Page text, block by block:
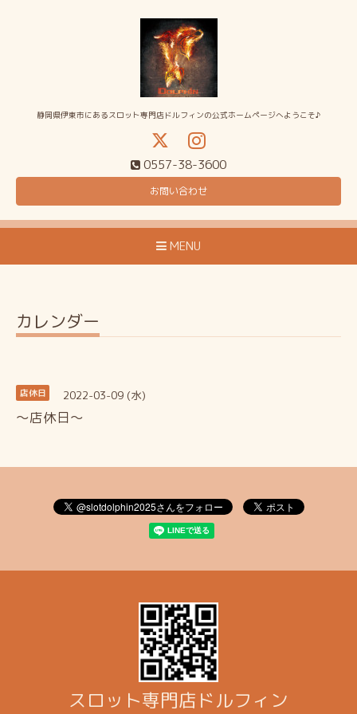
静岡県伊東市にあるスロット専門店ドルフィンの公式ホームページへようこそ♪
0557-38-3600
お問い合わせ
MENU
カレンダー
店休日 2022-03-09 (水)
～店休日～
スロット専門店ドルフィン